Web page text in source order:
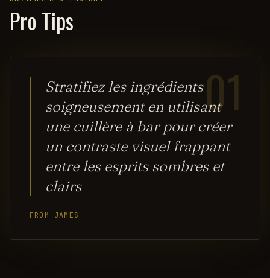
Pro Tips
01
Stratifiez les ingrédients
soigneusement en utilisant
une cuillère à bar pour créer
un contraste visuel frappant
entre les esprits sombres et
clairs
FROM JAMES